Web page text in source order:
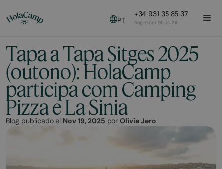
PT
+34 931 35 85 37
Seg-Dom 9h às 21h
Tapa a Tapa Sitges 2025
(outono): HolaCamp
participa com Camping
Pizza e La Sinia
Blog publicado el Nov 19, 2025 por Olivia Jero